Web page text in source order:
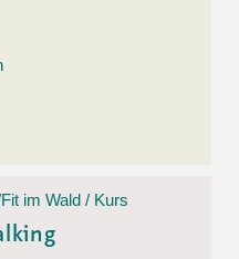
im Wald / Kurs